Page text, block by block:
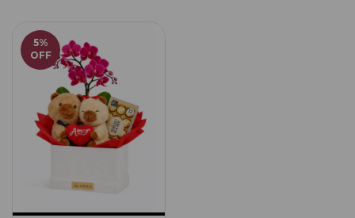
5%
OFF